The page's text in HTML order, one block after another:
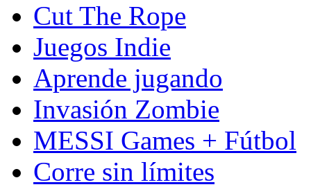
Cut The Rope
Juegos Indie
Aprende jugando
Invasión Zombie
MESSI Games + Fútbol
Corre sin límites